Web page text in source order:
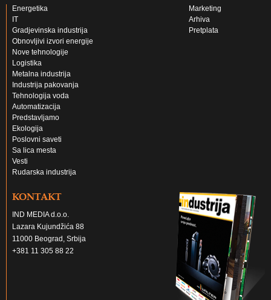
Energetika
IT
Gradjevinska industrija
Obnovljivi izvori energije
Nove tehnologije
Logistika
Metalna industrija
Industrija pakovanja
Tehnologija voda
Automatizacija
Predstavljamo
Ekologija
Poslovni saveti
Sa lica mesta
Vesti
Rudarska industrija
Marketing
Arhiva
Pretplata
KONTAKT
IND MEDIA d.o.o.
Lazara Kujundžića 88
11000 Beograd, Srbija
+381 11 305 88 22